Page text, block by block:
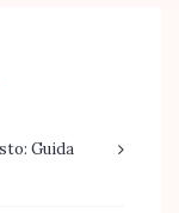
Guida